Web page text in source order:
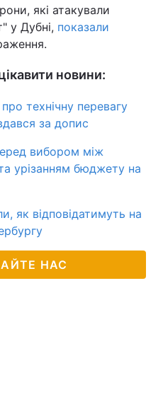
які атакували
у Дубні, показали
новини:
технічну перевагу
за допис
вибором між
урізанням бюджету на
як відповідатимуть на
НАС